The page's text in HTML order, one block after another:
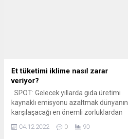
Et tüketimi iklime nasıl zarar
veriyor?
SPOT: Gelecek yıllarda gıda üretimi
kaynaklı emisyonu azaltmak dünyanın
karşılaşacağı en önemli zorluklardan
veren gıda ürenlerinin başında geliyor.
04.12.2022 0 90